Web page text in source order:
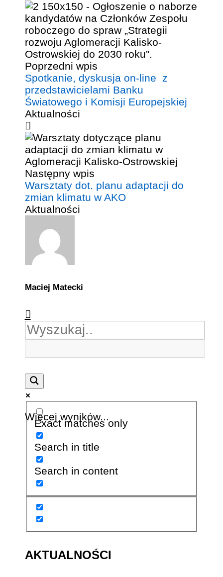
Poprzedni wpis
Spotkanie, dyskusja on-line z
przedstawicielami Banku
Światowego i Komisji Europejskiej
Aktualności
Następny wpis
Warsztaty dot. planu adaptacji do
zmian klimatu w AKO
Aktualności
Maciej Matecki
Więcej wyników...
Exact matches only
Search in title
Search in content
AKTUALNOŚCI